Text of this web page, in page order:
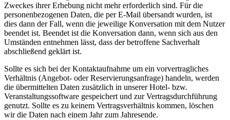
Zweckes ihrer Erhebung nicht mehr erforderlich sind. Für die
personenbezogenen Daten, die per E-Mail übersandt wurden, ist
dies dann der Fall, wenn die jeweilige Konversation mit dem Nutzer
beendet ist. Beendet ist die Konversation dann, wenn sich aus den
Umständen entnehmen lässt, dass der betroffene Sachverhalt
abschließend geklärt ist.
Sollte es sich bei der Kontaktaufnahme um ein vorvertragliches
Verhältnis (Angebot- oder Reservierungsanfrage) handeln, werden
die übermittelten Daten zusätzlich in unserer Hotel- bzw.
Veranstaltungssoftware gespeichert und zur Vertragsdurchführung
genutzt. Sollte es zu keinem Vertragsverhältnis kommen, löschen
wir die Daten nach einem Jahr zum Jahresende.